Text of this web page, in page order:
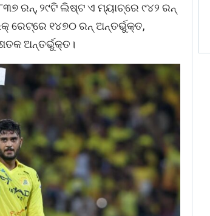
ରନ୍, ୨୯ଟି ଲିଷ୍ଟ ଏ ମ୍ୟାଚ୍‌ରେ ୯୪୨ ରନ୍
ରେଟ୍‌ରେ ୧୪୭୦ ରନ୍ ଅନ୍ତର୍ଭୁକ୍ତ,
ଅନ୍ତର୍ଭୁକ୍ତ।